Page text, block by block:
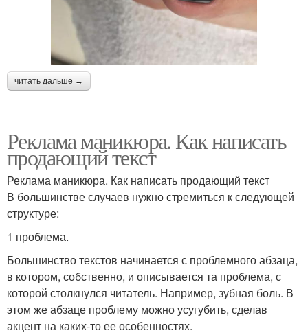
читать дальше →
Реклама маникюра. Как написать
продающий текст
Реклама маникюра. Как написать продающий текст
В большинстве случаев нужно стремиться к следующей
структуре:
1 проблема.
Большинство текстов начинается с проблемного абзаца,
в котором, собственно, и описывается та проблема, с
которой столкнулся читатель. Например, зубная боль. В
этом же абзаце проблему можно усугубить, сделав
акцент на каких-то ее особенностях.